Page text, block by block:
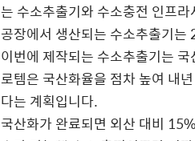
는 수소추출기와 수소충전 인프
공장에서 생산되는 수소추출기
이번에 제작되는 수소추출기는
로템은 국산화율을 점차 높여 내
다는 계획입니다.
국산화가 완료되면 외산 대비